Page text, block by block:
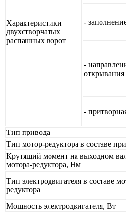
Характеристики
двухстворчатых
распашных ворот
-
-
открывания
-
Тип привода
Тип мотор-редуктора в составе
Крутящий момент на выходном
мотора-редуктора, Нм
Тип электродвигателя в составе
редуктора
Мощность электродвигателя, Вт